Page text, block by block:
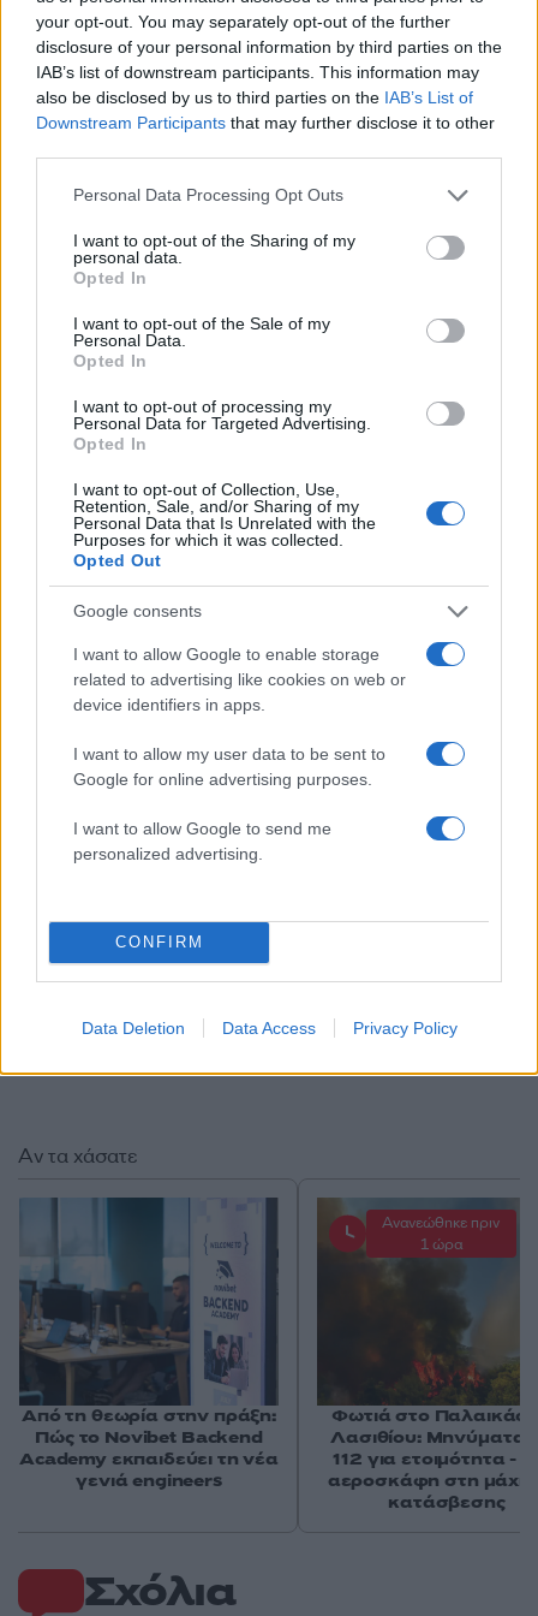
your opt-out. You may separately opt-out of the further
disclosure of your personal information by third parties on the
IAB’s list of downstream participants. This information may
also be disclosed by us to third parties on the IAB’s List of
Downstream Participants that may further disclose it to other
Please note that this website/app uses one or more Google
not limited to your visit or usage behaviour. You may click to
grant or deny consent to Google and its third-party tags to
use your data for below specified purposes in below Google
consent section.
Personal Data Processing Opt Outs
I want to opt-out of the Sharing of my
personal data.
Opted In
I want to opt-out of the Sale of my
Personal Data.
Opted In
I want to opt-out of processing my
Personal Data for Targeted Advertising.
Opted In
I want to opt-out of Collection, Use,
Retention, Sale, and/or Sharing of my
Personal Data that Is Unrelated with the
Purposes for which it was collected.
Opted Out
Google consents
I want to allow Google to enable storage
related to advertising like cookies on web or
device identifiers in apps.
I want to allow my user data to be sent to
Google for online advertising purposes.
I want to allow Google to send me
personalized advertising.
CONFIRM
Data Deletion Data Access Privacy Policy
παλαιστινιακού κράτους καθιστά απίθανη μια
εξέλιξη σε σχετικές συνομιλίες με το Ριάντ, είπαν
πηγές στο Reuters.
Οι συνομιλίες στον δεύτερο και τρίτο σταθμό
του Τραμπ -το Κατάρ και τα ΗΑΕ αντίστοιχα
οικονομικά ζητήματα.
Η βασιλική οικογένεια του Κατάρ πρόκειται να
δωρίσει στον Τραμπ ένα πολυτελές
ώστε να χρησιμοποιείται ως προεδρικό
αεροσκάφος (Air Force One),
προκαλέσει αντιδράσειςδεδομένου ότι το
αμερικανικό Σύνταγμα απαγορεύει σε όσους
ασκούν δημόσια εξουσία στις ΗΠΑ να δέχονται
δώρα «από έναν βασιλιά ή έναν πρίγκιπα ή ένα
ξένο κράτος».
Ο Τραμπ έχει πει ότι μετά τη λήξη της θητείας του
θα δωρίσει το αεροσκάφος στο ίδρυμα της
προεδρικής του βιβλιοθήκης.
ΔΙΑΦΗΜΙΣΗ
Σχόλια
Αν τα χάσατε
Από τη θεωρία στην πράξη:
Πώς το Novibet Backend
Academy εκπαιδεύει τη νέα
γενιά engineers
Ανανεώθηκε πριν
1 ώρα
Φωτιά στο
Λασιθίου: Μηνύματα
112 για ετοιμότητα -
αεροσκάφη στη μάχη
κατάσβεσης